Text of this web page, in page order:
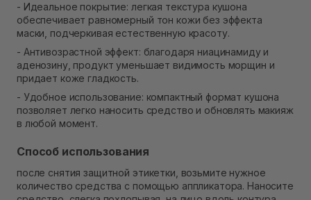
- Идеальное покрытие: легкая текстура кушона
обеспечивает равномерный тон кожи без эффекта
маски, подчеркивая естественную красоту.
- Антивозрастной эффект: благодаря ниацинамиду и
аденозину, продукт уменьшает видимость морщин и
придает коже гладкость.
- Удобное использование: компактный формат кушона
позволяет легко наносить средство и обновлять макияж
в любой момент.
Способ использования
после снятия защитной этикетки, возьмите нужное
количество средства с помощью аппликатора. Наносите